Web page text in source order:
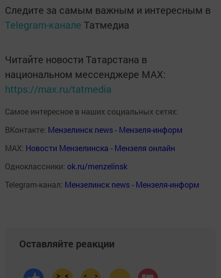
Следите за самым важным и интересным в
Telegram-канале Татмедиа
Читайте новости Татарстана в
национальном мессенджере MАХ:
https://max.ru/tatmedia
Самое интересное в наших социальных сетях:
ВКонтакте: Мензелинск news - Мензеля-информ
MAX: Новости Мензелинска - Мензеля онлайн
Одноклассники: ok.ru/menzelinsk
Telegram-канал: Мензелинск news - Мензеля-информ
Оставляйте реакции